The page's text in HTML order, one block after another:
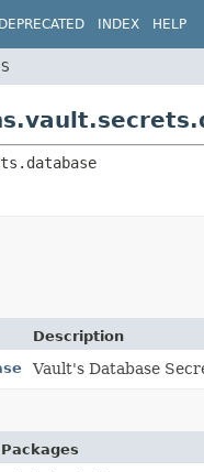
DEPRECATED INDEX HELP
Description
Vault's Database
Packages